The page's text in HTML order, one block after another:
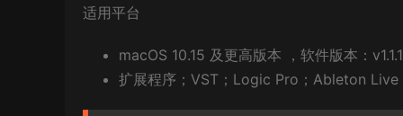
适用平台
macOS 10.15 及更高版本 ，软件版本：
扩展程序；VST；Logic Pro；Ableton